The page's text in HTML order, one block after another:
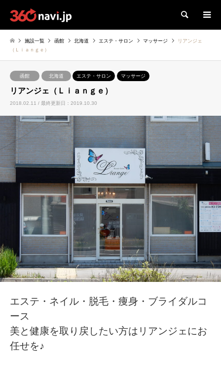
検索
施設一覧 函館 北海道 エステ・サロン マッサージ
リアンジェ
（Ｌｉａｎｇｅ）
函館 北海道 エステ・サロン マッサージ
リアンジェ（Ｌｉａｎｇｅ）
2018.02.11 / 最終更新日：2019.10.30
エステ・ネイル・脱毛・痩身・ブライダルコ
ース
美と健康を取り戻したい方はリアンジェにお
任せを♪